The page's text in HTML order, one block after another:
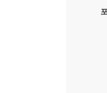
확보하
_『리액
오늘날
_『보스